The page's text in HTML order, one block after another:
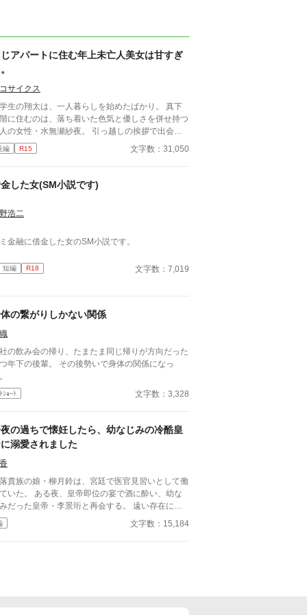
アパートに住む年上未亡人美女は甘すぎ
サイクス
生の翔太は、一人暮らしを始めたばかり。 真下
に住むのは、落ち着いた色気と優しさを併せ持つ
の女性・水無瀬紗夜。 引っ越しの挨拶で出会っ
間、翔太は心を奪われてしまう。 偶然にもアル
ト先のスーパーで再会した彼女は、翔太をすぐに
の仕事帰り、ふたりで過ごす時間が増えていき―
して気づけば紗夜の部屋でご飯をご馳走になるほ
、翔太の心は揺れていく。 大人の女性と大学
編 R15 文字数：31,050
した女(SМ小説です)
浩二
金融に借金した女のSМ小説です。
短編 R18 文字数：7,019
の繋がりしかない関係
の飲み会の帰り、たまたま同じ帰りが方向だった
年下の後輩。 その後勢いで身体の関係になっ
ｼｮｰﾄ 文字数：3,328
の過ちで懐妊したら、幼なじみの冷酷皇
溺愛されました
貴族の娘・柳月鈴は、宮廷で医官見習いとして働
いた。 ある夜、皇帝即位の宴で酒に酔い、幼な
だった皇帝・李景珩と再会する。 遠い存在にな
はずの彼。 けれど、その夜をきっかけに月鈴の
大きく動き出す。 冷酷と恐れられる皇帝が、
文字数：15,184